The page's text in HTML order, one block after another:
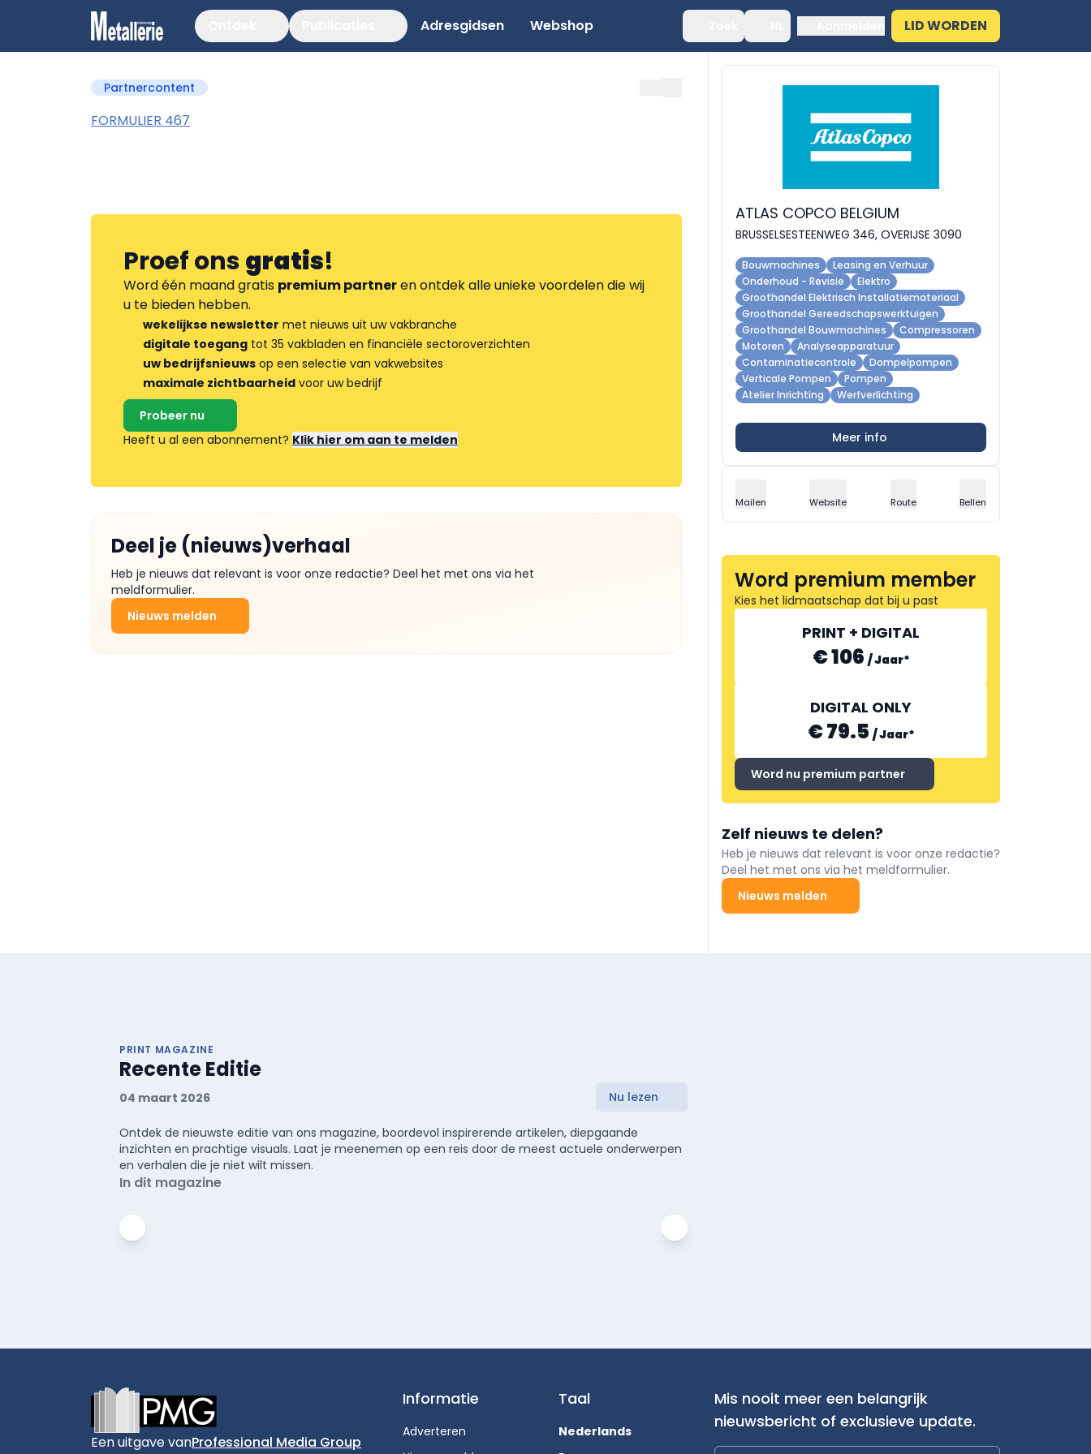
Adresgidsen Webshop LID WORDEN
Partnercontent
FORMULIER 467
Proef onsgratis!
Word één maand gratis premium partneren ontdek alle unieke voordelen die wij
u te bieden hebben.
wekelijkse newsletter met nieuws uit uw vakbranche
digitale toegang tot 35 vakbladen en financiële sectoroverzichten
uw bedrijfsnieuws op een selectie van vakwebsites
maximale zichtbaarheid voor uw bedrijf
Probeer nu
Heeft u al een abonnement? Klik hier om aan te melden
Deel je (nieuws)verhaal
Heb je nieuws dat relevant is voor onze redactie? Deel het met ons via het
meldformulier.
Nieuws melden
ATLAS COPCO BELGIUM
BRUSSELSESTEENWEG 346, OVERIJSE 3090
Bouwmachines
Leasing en Verhuur
Onderhoud - Revisie
Elektro
Groothandel Elektrisch Installatiemateriaal
Groothandel Gereedschapswerktuigen
Groothandel Bouwmachines
Compressoren
Motoren
Analyseapparatuur
Contaminatiecontrole
Dompelpompen
Verticale Pompen
Pompen
Atelier Inrichting
Werfverlichting
Meer info
Mailen Website Route Bellen
Word premium member
Kies het lidmaatschap dat bij u past
PRINT + DIGITAL
€ 106 /Jaar*
DIGITAL ONLY
€ 79.5 /Jaar*
Word nu premium partner
Zelf nieuws te delen?
Heb je nieuws dat relevant is voor onze redactie?
Deel het met ons via het meldformulier.
Nieuws melden
PRINT MAGAZINE
Recente Editie
04 maart 2026 Nu lezen
Ontdek de nieuwste editie van ons magazine, boordevol inspirerende artikelen, diepgaande
inzichten en prachtige visuals. Laat je meenemen op een reis door de meest actuele onderwerpen
en verhalen die je niet wilt missen.
In dit magazine
Een uitgave vanProfessional Media Group
Informatie
Adverteren
Taal
Nederlands
Mis nooit meer een belangrijk
nieuwsbericht of exclusieve update.